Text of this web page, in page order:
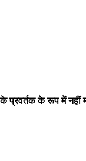
के रूप में नहीं